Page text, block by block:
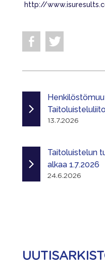
http://
13.7.2026
Taitoluistelun
alkaa 1.7.2026
24.6.2026